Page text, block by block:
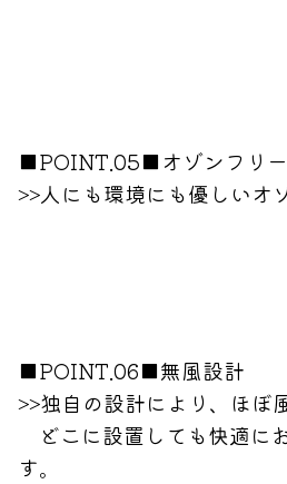
■POINT.05■オゾンフリー
>>人にも環境にも優しいオ
■POINT.06■無風設計
>>独自の設計により、ほぼ
どこに設置しても快適に
す。